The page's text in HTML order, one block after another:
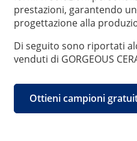
prestazioni, garantendo
progettazione alla
Di seguito sono riportati
venduti di GORGEOUS
Ottieni campioni